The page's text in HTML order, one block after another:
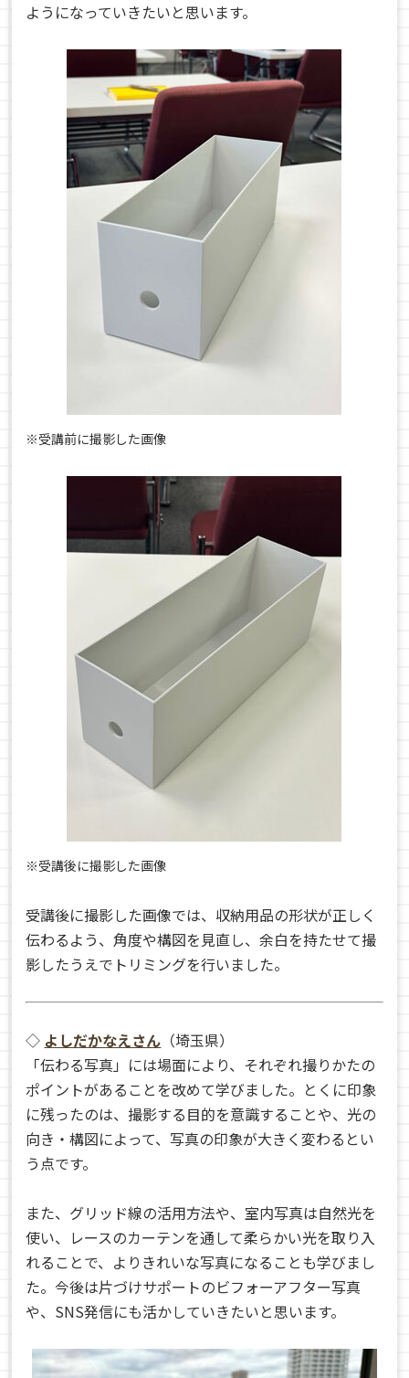
ようになっていきたいと思います。
※受講前に撮影した画像
※受講後に撮影した画像
受講後に撮影した画像では、収納用品の形状が正しく
伝わるよう、角度や構図を見直し、余白を持たせて撮
影したうえでトリミングを行いました。
◇ よしだかなえさん （埼玉県）
「伝わる写真」には場面により、それぞれ撮りかたの
ポイントがあることを改めて学びました。とくに印象
に残ったのは、撮影する目的を意識することや、光の
向き・構図によって、写真の印象が大きく変わるとい
う点です。
また、グリッド線の活用方法や、室内写真は自然光を
使い、レースのカーテンを通して柔らかい光を取り入
れることで、よりきれいな写真になることも学びまし
た。今後は片づけサポートのビフォーアフター写真
や、SNS発信にも活かしていきたいと思います。